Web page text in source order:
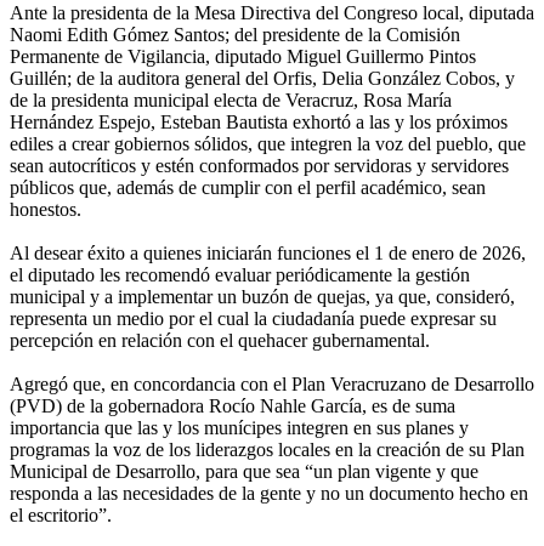
Ante la presidenta de la Mesa Directiva del Congreso local, diputada
Naomi Edith Gómez Santos; del presidente de la Comisión
Permanente de Vigilancia, diputado Miguel Guillermo Pintos
Guillén; de la auditora general del Orfis, Delia González Cobos, y
de la presidenta municipal electa de Veracruz, Rosa María
Hernández Espejo, Esteban Bautista exhortó a las y los próximos
ediles a crear gobiernos sólidos, que integren la voz del pueblo, que
sean autocríticos y estén conformados por servidoras y servidores
públicos que, además de cumplir con el perfil académico, sean
honestos.
Al desear éxito a quienes iniciarán funciones el 1 de enero de 2026,
el diputado les recomendó evaluar periódicamente la gestión
municipal y a implementar un buzón de quejas, ya que, consideró,
representa un medio por el cual la ciudadanía puede expresar su
percepción en relación con el quehacer gubernamental.
Agregó que, en concordancia con el Plan Veracruzano de Desarrollo
(PVD) de la gobernadora Rocío Nahle García, es de suma
importancia que las y los munícipes integren en sus planes y
programas la voz de los liderazgos locales en la creación de su Plan
Municipal de Desarrollo, para que sea “un plan vigente y que
responda a las necesidades de la gente y no un documento hecho en
el escritorio”.